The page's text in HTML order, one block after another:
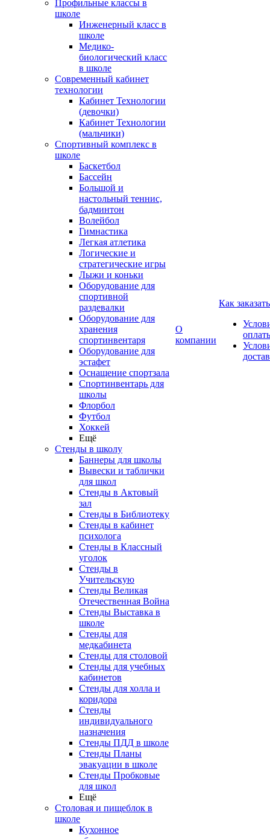
Профильные классы в
школе
Инженерный класс в
школе
Медико-
биологический класс
в школе
Современный кабинет
технологии
Кабинет Технологии
(девочки)
Кабинет Технологии
(мальчики)
Спортивный комплекс в
школе
Баскетбол
Бассейн
Большой и
настольный теннис,
бадминтон
Волейбол
Гимнастика
Легкая атлетика
Логические и
стратегические игры
Лыжи и коньки
Оборудование для
спортивной
раздевалки
Оборудование для
хранения
спортинвентаря
Оборудование для
эстафет
Оснащение спортзала
Спортинвентарь для
школы
Флорбол
Футбол
Хоккей
Ещё
Стенды в школу
Баннеры для школы
Вывески и таблички
для школ
Стенды в Актовый
зал
Стенды в Библиотеку
Стенды в кабинет
психолога
Стенды в Классный
уголок
Стенды в
Учительскую
Стенды Великая
Отечественная Война
Стенды Выставка в
школе
Стенды для
медкабинета
Стенды для столовой
Стенды для учебных
кабинетов
Стенды для холла и
коридора
Стенды
индивидуального
назначения
Стенды ПДД в школе
Стенды Планы
эвакуации в школе
Стенды Пробковые
для школ
Ещё
Столовая и пищеблок в
школе
Кухонное
О
компании
Как